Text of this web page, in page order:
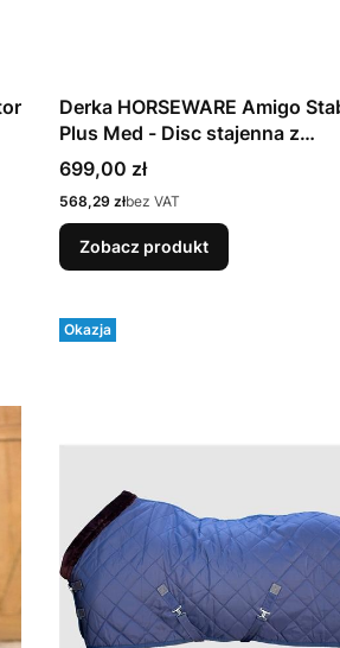
Derka HORSEWARE Amigo
Plus Med - Disc stajenna z
kapturem
Cena
699,00 zł
Cena
568,29 złbez VAT
Zobacz produkt
Okazja